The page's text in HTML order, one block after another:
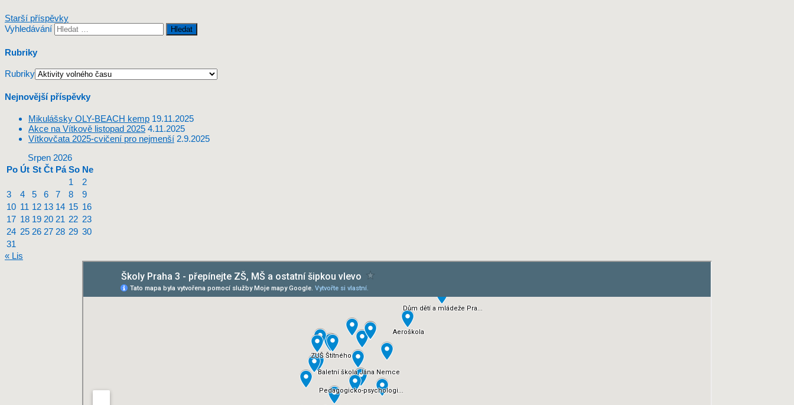
Starší příspěvky
Vyhledávání
Rubriky
Rubriky
Nejnovější příspěvky
Mikulášsky OLY-BEACH kemp 19.11.2025
Akce na Vítkově listopad 2025 4.11.2025
Vítkovčata 2025-cvičení pro nejmenší 2.9.2025
Srpen 2026
Po Út St Čt Pá So Ne
1
2
3
4 5 6 7 8
9
10 11 12 13 14 15 16
17 18 19 20 21 22 23
24 25 26 27 28 29 30
31
« Lis